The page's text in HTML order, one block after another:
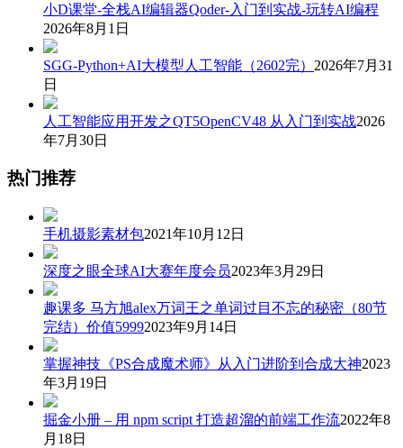
小D课堂-全栈AI编辑器Qoder-入门到实战-玩转AI编程
2026年8月1日
SGG-Python+AI大模型人工智能（2602完） 2026年7月31
日
人工智能应用开发之QT5OpenCV48 从入门到实战2026
年7月30日
热门推荐
手机摄影素材包2021年10月12日
深度之眼全球AI大赛年度会员2023年3月29日
趣课多 马方旭alex万词王之单词过目不忘的秘密（80节
完结）价值59992023年9月14日
掌握神技《PS合成魔术师》从入门进阶到合成大神2023
年3月19日
掘金小册 – 用 npm script 打造超溜的前端工作流2022年8
月18日